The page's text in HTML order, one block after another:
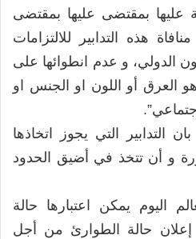
عليها بمقتضى عليها بمقتضى
هذه التدابير للالتزامات
الدولي، و عدم انطوائها على
العرق أو اللون او الجنس او
التي يجوز اتخاذها
و أن تتخذ في أضيق الحدود
اليوم يمكن اعتبارها حالة
حالة الطوارئ من أجل